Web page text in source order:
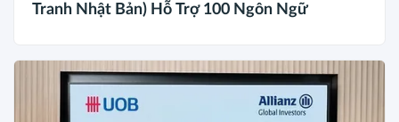
Tranh Nhật Bản) Hỗ Trợ 100 Ngôn Ngữ